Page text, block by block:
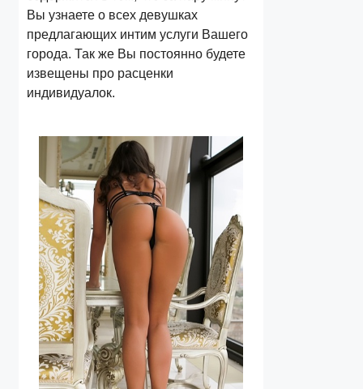
Вы узнаете о всех девушках
предлагающих интим услуги Вашего
города. Так же Вы постоянно будете
извещены про расценки
индивидуалок.